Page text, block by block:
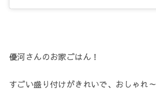
優河さんのお家ごはん！
すごい盛り付けがきれいで、おしゃれ～